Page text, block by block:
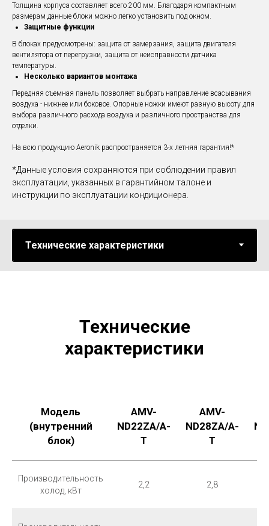
Толщина корпуса составляет всего 200 мм. Благодаря компактным
размерам данные блоки можно легко установить под окном.
Защитные функции
В блоках предусмотрены: защита от замерзания, защита двигателя
вентилятора от перегрузки, защита от неисправности датчика
температуры.
Несколько вариантов монтажа
Передняя съемная панель позволяет выбрать направление всасывания
воздуха - нижнее или боковое. Опорные ножки имеют разную высоту для
выбора различного расхода воздуха и различного пространства для
отделки.
На всю продукцию Aeronik распространяется 3-х летняя гарантия!*
*Данные условия сохраняются при соблюдении правил
эксплуатации, указанных в гарантийном талоне и
инструкции по эксплуатации кондиционера.
Технические
характеристики
Модель
(внутренний
блок)
AMV-
ND22ZA/A-
T
AMV-
ND28ZA/A-
T
Производительность
холод, кВт
2,2 2,8